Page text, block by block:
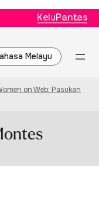
KeluPantas
on Web: Pasukan